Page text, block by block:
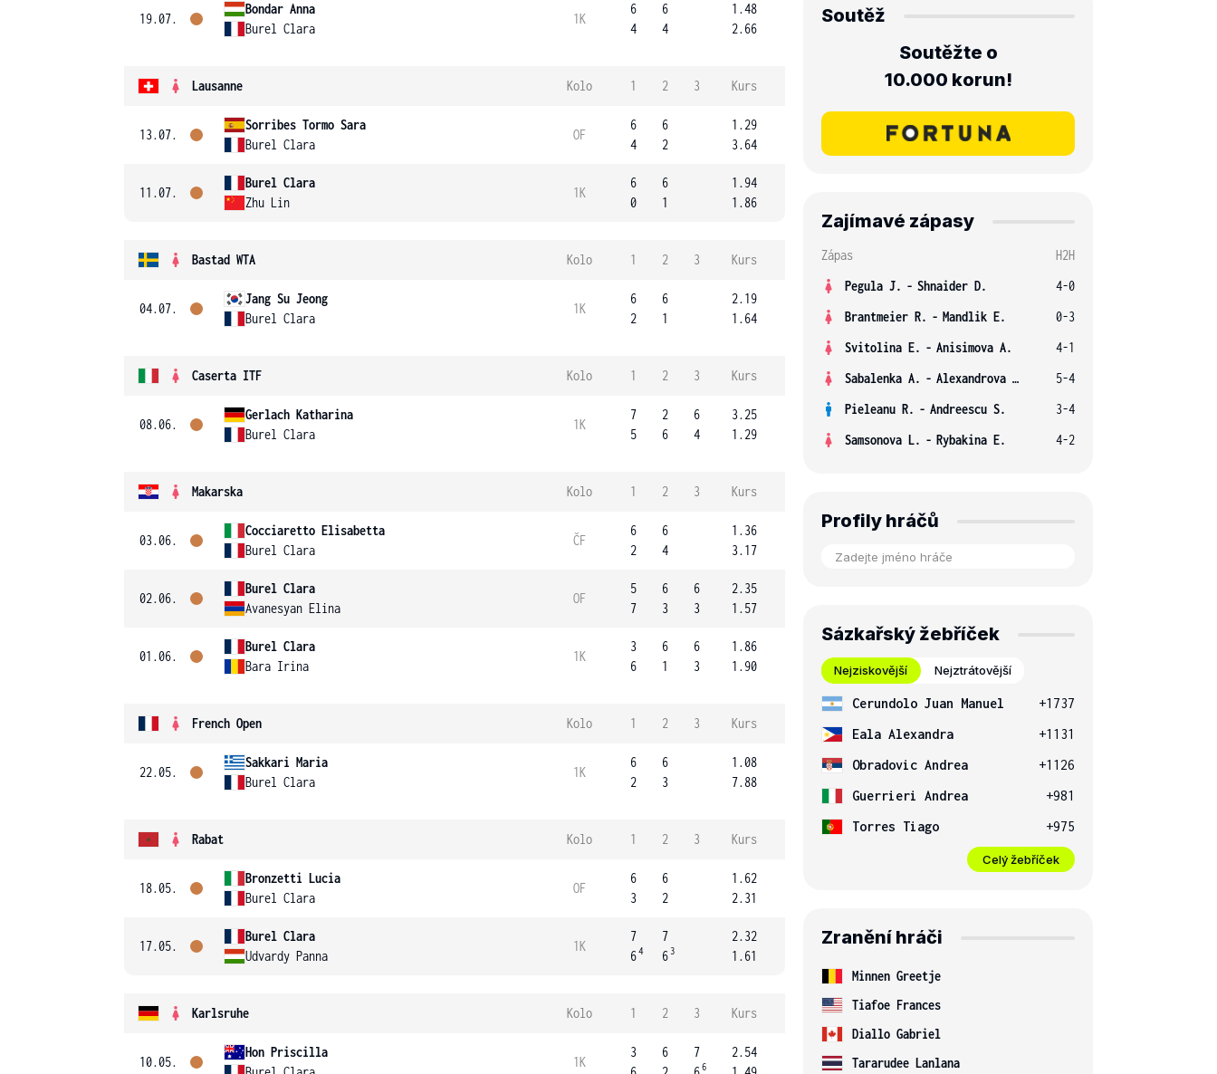
19.07.
Bondar Anna
Burel Clara
1K
6
4
6
4
1.48
2.66
Lausanne Kolo 1 2 3 Kurs
13.07.
Sorribes Tormo Sara
Burel Clara
OF
6
4
6
2
1.29
3.64
11.07.
Burel Clara
Zhu Lin
1K
6
0
6
1
1.94
1.86
Bastad WTA Kolo 1 2 3 Kurs
04.07.
Jang Su Jeong
Burel Clara
1K
6
2
6
1
2.19
1.64
Caserta ITF Kolo 1 2 3 Kurs
08.06.
Gerlach Katharina
Burel Clara
1K
7
5
2
6
6
4
3.25
1.29
Makarska Kolo 1 2 3 Kurs
03.06.
Cocciaretto Elisabetta
Burel Clara
ČF
6
2
6
4
1.36
3.17
02.06.
Burel Clara
Avanesyan Elina
OF
5
7
6
3
6
3
2.35
1.57
01.06.
Burel Clara
Bara Irina
1K
3
6
6
1
6
3
1.86
1.90
French Open Kolo 1 2 3 Kurs
22.05.
Sakkari Maria
Burel Clara
1K
6
2
6
3
1.08
7.88
Rabat Kolo 1 2 3 Kurs
18.05.
Bronzetti Lucia
Burel Clara
OF
6
3
6
2
1.62
2.31
17.05.
Burel Clara
Udvardy Panna
1K
7
64
7
6 3
2.32
1.61
Karlsruhe Kolo 1 2 3 Kurs
10.05.
Hon Priscilla
1K
3
6
7
6
2.54
Soutěž
Soutěžte o
10.000 korun!
Zajímavé zápasy
Zápas
H2H
Pegula J. - Shnaider D.
4-0
Brantmeier R. - Mandlik E.
0-3
Svitolina E. - Anisimova A.
4-1
Sabalenka A. - Alexandrova E.
5-4
Pieleanu R. - Andreescu S.
3-4
Samsonova L. - Rybakina E. 4-2
Profily hráčů
Sázkařský žebříček
Nejziskovější Nejztrátovější
Cerundolo Juan Manuel
+1737
Eala Alexandra
+1131
Obradovic Andrea
+1126
Guerrieri Andrea
+981
Torres Tiago
+975
Celý žebříček
Zranění hráči
Minnen Greetje
Tiafoe Frances
Diallo Gabriel
Tararudee Lanlana